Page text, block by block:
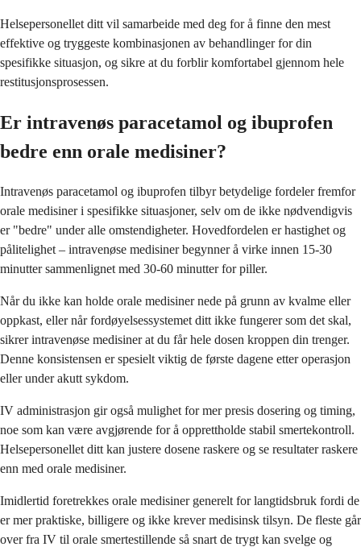
Helsepersonellet ditt vil samarbeide med deg for å finne den mest
effektive og tryggeste kombinasjonen av behandlinger for din
spesifikke situasjon, og sikre at du forblir komfortabel gjennom hele
restitusjonsprosessen.
Er intravenøs paracetamol og ibuprofen
bedre enn orale medisiner?
Intravenøs paracetamol og ibuprofen tilbyr betydelige fordeler fremfor
orale medisiner i spesifikke situasjoner, selv om de ikke nødvendigvis
er "bedre" under alle omstendigheter. Hovedfordelen er hastighet og
pålitelighet – intravenøse medisiner begynner å virke innen 15-30
minutter sammenlignet med 30-60 minutter for piller.
Når du ikke kan holde orale medisiner nede på grunn av kvalme eller
oppkast, eller når fordøyelsessystemet ditt ikke fungerer som det skal,
sikrer intravenøse medisiner at du får hele dosen kroppen din trenger.
Denne konsistensen er spesielt viktig de første dagene etter operasjon
eller under akutt sykdom.
IV administrasjon gir også mulighet for mer presis dosering og timing,
noe som kan være avgjørende for å opprettholde stabil smertekontroll.
Helsepersonellet ditt kan justere dosene raskere og se resultater raskere
enn med orale medisiner.
Imidlertid foretrekkes orale medisiner generelt for langtidsbruk fordi de
er mer praktiske, billigere og ikke krever medisinsk tilsyn. De fleste går
over fra IV til orale smertestillende så snart de trygt kan svelge og